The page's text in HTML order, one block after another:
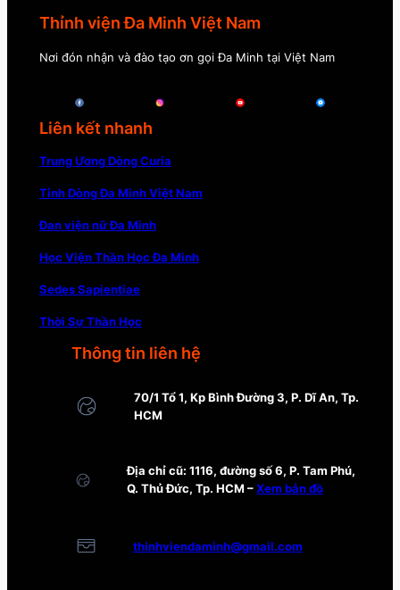
Thỉnh viện Đa Minh Việt Nam
Nơi đón nhận và đào tạo ơn gọi Đa Minh tại Việt Nam
Liên kết nhanh
Trung Ương Dòng Curia
Tỉnh Dòng Đa Minh Việt Nam
Đan viện nữ Đa Minh
Học Viện Thần Học Đa Minh
Sedes Sapientiae
Thời Sự Thần Học
Thông tin liên hệ
70/1 Tổ 1, Kp Bình Đường 3, P. Dĩ An, Tp.
HCM
Địa chỉ cũ: 1116, đường số 6, P. Tam Phú,
Q. Thủ Đức, Tp. HCM –Xem bản đồ
thinhviendaminh@gmail.com